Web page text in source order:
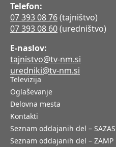
Telefon:
07 393 08 76(tajništvo)
07 393 08 60(uredništvo)
E-naslov:
tajnistvo@tv-nm.si
uredniki@tv-nm.si
Televizija
Oglaševanje
Delovna mesta
Kontakti
Seznam oddajanih del – SAZAS
Seznam oddajanih del – ZAMP